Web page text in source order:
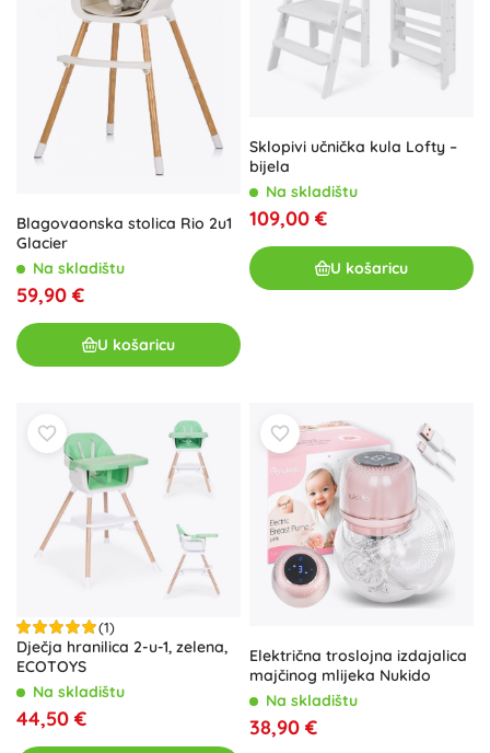
Blagovaonska stolica Rio 2u1
Glacier
Na skladištu
59,90 €
U košaricu
Sklopivi učnička kula Lofty –
bijela
Na skladištu
109,00 €
U košaricu
(1)
Dječja hranilica 2-u-1, zelena,
ECOTOYS
Na skladištu
44,50 €
Električna troslojna izdajalica
majčinog mlijeka Nukido
Na skladištu
38,90 €